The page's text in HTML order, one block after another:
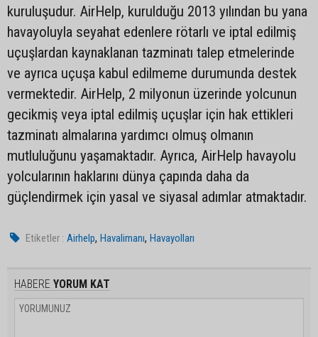
kuruluşudur. AirHelp, kurulduğu 2013 yılından bu yana
havayoluyla seyahat edenlere rötarlı ve iptal edilmiş
uçuşlardan kaynaklanan tazminatı talep etmelerinde
ve ayrıca uçuşa kabul edilmeme durumunda destek
vermektedir. AirHelp, 2 milyonun üzerinde yolcunun
gecikmiş veya iptal edilmiş uçuşlar için hak ettikleri
tazminatı almalarına yardımcı olmuş olmanın
mutluluğunu yaşamaktadır. Ayrıca, AirHelp havayolu
yolcularının haklarını dünya çapında daha da
güçlendirmek için yasal ve siyasal adımlar atmaktadır.
Etiketler : Airhelp,Havalimanı,Havayolları
HABERE YORUM KAT